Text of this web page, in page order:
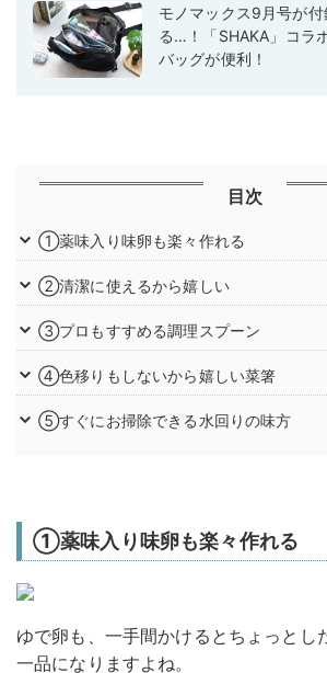
モノマックス9月号が
る…！「SHAKA」コラ
バッグが便利！
目次
①薬味入り味卵も楽々作れる
②清潔に使えるから嬉しい
③プロもすすめる調理スプーン
④色移りもしないから嬉しい菜箸
⑤すぐにお掃除できる水回りの味方
①薬味入り味卵も楽々作れる
ゆで卵も、一手間かけるとちょっとし
一品になりますよね。